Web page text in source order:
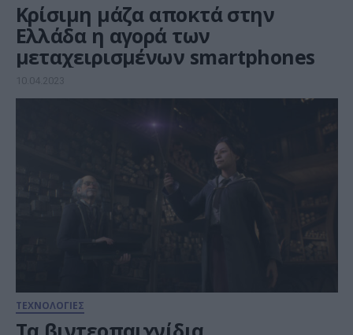
Κρίσιμη μάζα αποκτά στην
Ελλάδα η αγορά των
μεταχειρισμένων smartphones
10.04.2023
ΤΕΧΝΟΛΟΓΙΕΣ